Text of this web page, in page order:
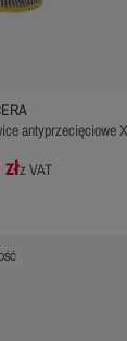
antyprzecięciowe
z VAT